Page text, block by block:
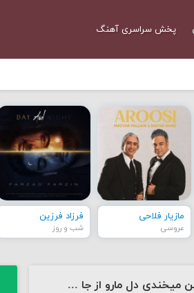
پخش سراسری آهنگ
مازیار فلاحی
عروسی
فرزاد فرزین
شب و روز
دانلود آهنگ علی خانی به نام شیرین شیرین میخندی دل مارو از جا کندی